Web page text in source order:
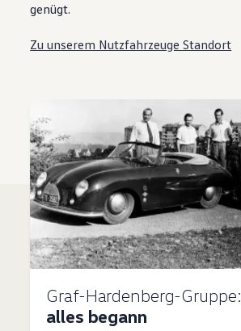
genügt.
Zu unserem Nutzfahrzeuge Standort
Graf-Hardenberg-Gruppe:
alles begann